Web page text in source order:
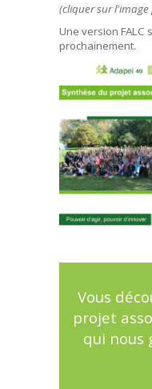
(cliquer sur
Une version FALC
prochainement.
Vous
projet
qui nous